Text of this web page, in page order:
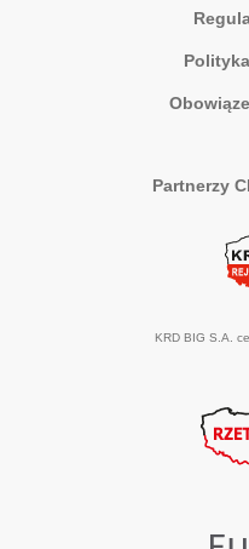
Partnerzy
KRD BIG S.A.